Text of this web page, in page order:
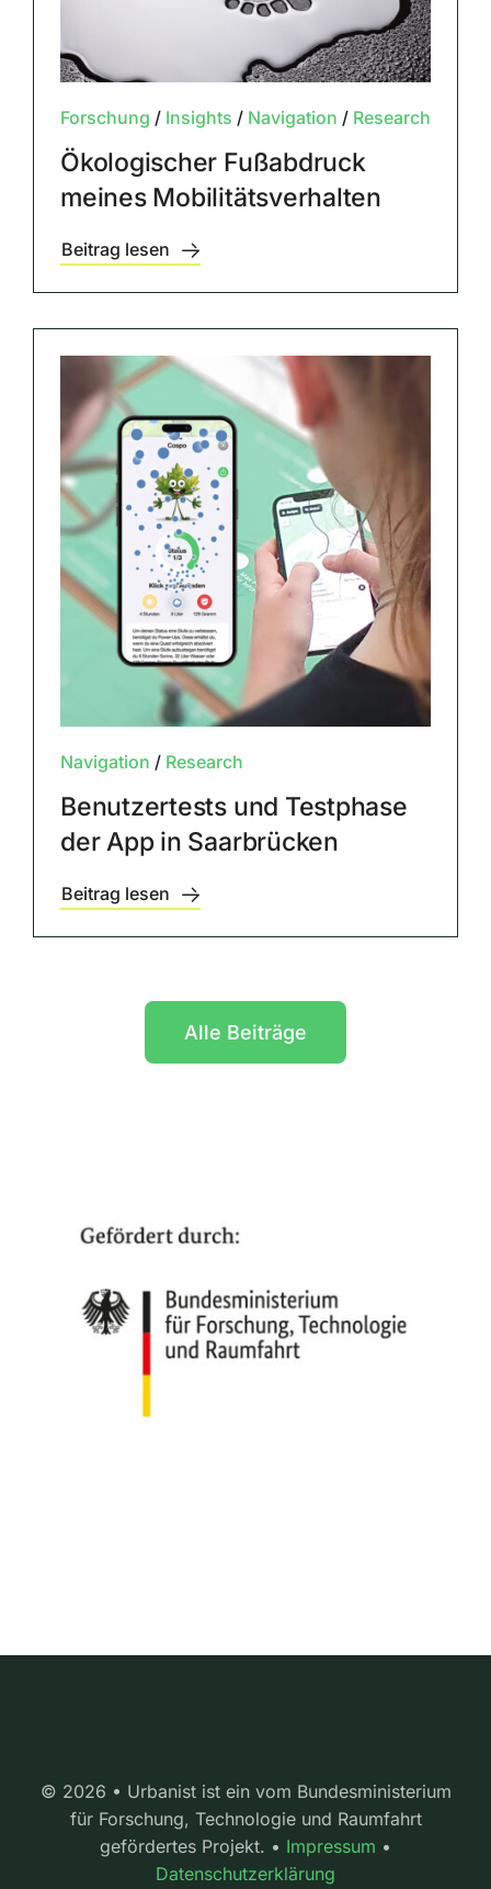
Forschung / Insights / Navigation / Research
Ökologischer Fußabdruck
meines Mobilitätsverhalten
Beitrag lesen
Navigation / Research
Benutzertests und Testphase
der App in Saarbrücken
Beitrag lesen
Alle Beiträge
© 2026 • Urbanist ist ein vom Bundesministerium
für Forschung, Technologie und Raumfahrt
gefördertes Projekt. • Impressum •
Datenschutzerklärung